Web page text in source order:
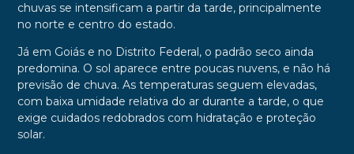
chuvas se intensificam a partir da tarde, principalmente
no norte e centro do estado.
Já em Goiás e no Distrito Federal, o padrão seco ainda
predomina. O sol aparece entre poucas nuvens, e não há
previsão de chuva. As temperaturas seguem elevadas,
com baixa umidade relativa do ar durante a tarde, o que
exige cuidados redobrados com hidratação e proteção
solar.